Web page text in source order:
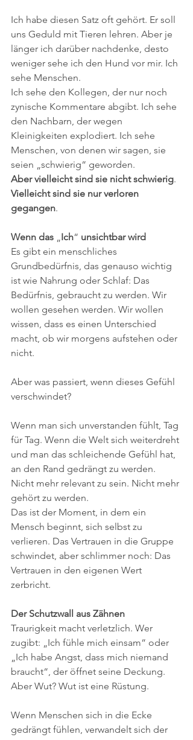
Ich habe diesen Satz oft gehört. Er soll
uns Geduld mit Tieren lehren. Aber je
länger ich darüber nachdenke, desto
weniger sehe ich den Hund vor mir. Ich
sehe Menschen.
Ich sehe den Kollegen, der nur noch
zynische Kommentare abgibt. Ich sehe
den Nachbarn, der wegen
Kleinigkeiten explodiert. Ich sehe
Menschen, von denen wir sagen, sie
seien „schwierig“ geworden.
Aber vielleicht sind sie nicht schwierig.
Vielleicht sind sie nur verloren
gegangen.
Wenn das „Ich“ unsichtbar wird
Es gibt ein menschliches
Grundbedürfnis, das genauso wichtig
ist wie Nahrung oder Schlaf: Das
Bedürfnis, gebraucht zu werden. Wir
wollen gesehen werden. Wir wollen
wissen, dass es einen Unterschied
macht, ob wir morgens aufstehen oder
nicht.
Aber was passiert, wenn dieses Gefühl
verschwindet?
Wenn man sich unverstanden fühlt, Tag
für Tag. Wenn die Welt sich weiterdreht
und man das schleichende Gefühl hat,
an den Rand gedrängt zu werden.
Nicht mehr relevant zu sein. Nicht mehr
gehört zu werden.
Das ist der Moment, in dem ein
Mensch beginnt, sich selbst zu
verlieren. Das Vertrauen in die Gruppe
schwindet, aber schlimmer noch: Das
Vertrauen in den eigenen Wert
zerbricht.
Der Schutzwall aus Zähnen
Traurigkeit macht verletzlich. Wer
zugibt: „Ich fühle mich einsam“ oder
„Ich habe Angst, dass mich niemand
braucht“, der öffnet seine Deckung.
Aber Wut? Wut ist eine Rüstung.
Wenn Menschen sich in die Ecke
gedrängt fühlen, verwandelt sich der